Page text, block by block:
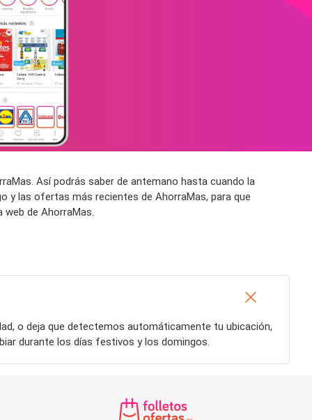
Así podrás saber de antemano hasta cuando la
y las ofertas más recientes de AhorraMas, para que
de AhorraMas.
o deja que detectemos automáticamente tu ubicación,
durante los días festivos y los domingos.